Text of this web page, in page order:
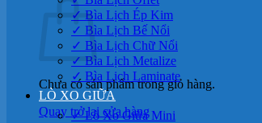
Chưa có sản phẩm trong giỏ hàng.
Quay trở lại cửa hàng
✓ Bìa Lịch Ép Kim
✓ Bìa Lịch Bế Nổi
✓ Bìa Lịch Chữ Nổi
✓ Bìa Lịch Metalize
✓ Bìa Lịch Laminate
LÒ XO GIỮA
✓ Lò Xo Giữa Mini